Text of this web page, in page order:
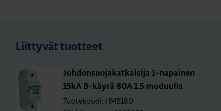
Liittyvät tuotteet
Joh­don­suo­ja­kat­kai­si­ja 1-na­pai­nen
15kA B-käy­rä 80A 1.5 mo­duu­lia
Tuotekoodi: HMB180